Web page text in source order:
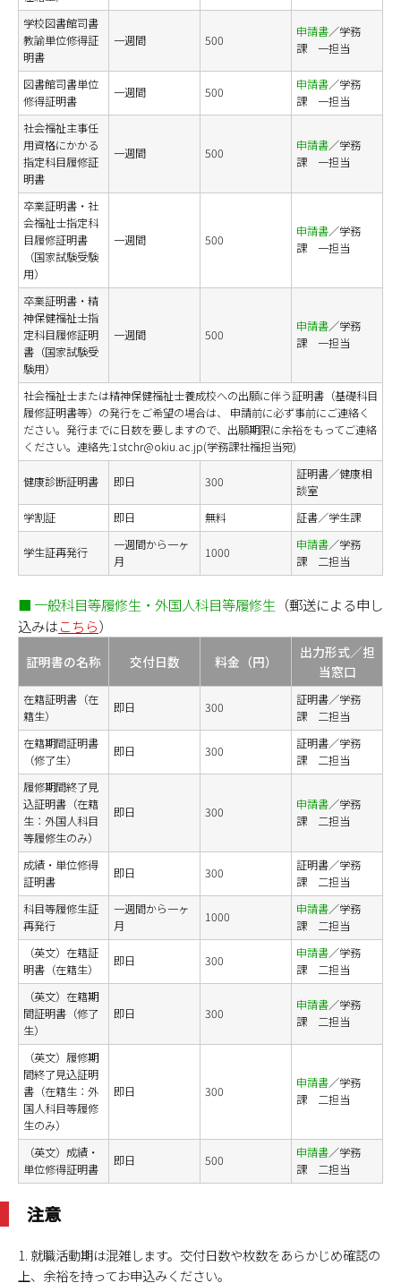
学校図書館司書
教諭単位修得証
明書
一週間 500
申請書／学務
課 一担当
図書館司書単位
修得証明書
一週間 500 申請書／学務
課 一担当
社会福祉主事任
用資格にかかる
指定科目履修証
明書
一週間 500 申請書／学務
課 一担当
卒業証明書・社
会福祉士指定科
目履修証明書
（国家試験受験
用）
一週間 500
申請書／学務
課 一担当
卒業証明書・精
神保健福祉士指
定科目履修証明
書（国家試験受
験用）
一週間 500
申請書／学務
課 一担当
社会福祉士または精神保健福祉士養成校への出願に伴う証明書（基礎科目
履修証明書等）の発行をご希望の場合は、 申請前に必ず事前にご連絡く
ださい。発行までに日数を要しますので、出願期限に余裕をもってご連絡
ください。連絡先:1stchr@okiu.ac.jp(学務課社福担当宛)
健康診断証明書 即日 300
証明書／健康相
談室
学割証
即日 無料 証書／学生課
学生証再発行
一週間から一ヶ
月
1000 申請書／学務
課 二担当
■ 一般科目等履修生・外国人科目等履修生 （郵送による申し
込みはこちら）
証明書の名称 交付日数 料金（円）
出力形式／担
当窓口
在籍証明書（在
籍生）
即日 300
証明書／学務
課 二担当
在籍期間証明書
（修了生）
即日 300
証明書／学務
課 二担当
履修期間終了見
込証明書（在籍
生：外国人科目
等履修生のみ）
即日 300 申請書／学務
課 二担当
成績・単位修得
証明書
即日 300
証明書／学務
課 二担当
科目等履修生証
再発行
一週間から一ヶ
月
1000 申請書／学務
課 二担当
（英文）在籍証
明書（在籍生）
即日 300 申請書／学務
課 二担当
（英文）在籍期
間証明書（修了
生）
即日 300
申請書／学務
課 二担当
（英文）履修期
間終了見込証明
書（在籍生：外
国人科目等履修
生のみ）
即日 300
申請書／学務
課 二担当
（英文）成績・
単位修得証明書
即日 500 申請書／学務
課 二担当
注意
1. 就職活動期は混雑します。交付日数や枚数をあらかじめ確認の
上、余裕を持ってお申込みください。